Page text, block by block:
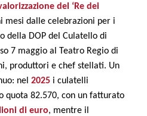
del ‘Re dei
mesi dalle celebrazioni per i
della DOP del Culatello di
7 maggio al Teatro Regio di
produttori e chef stellati. Un
nel 2025 i culatelli
quota 82.570, con un fatturato
di euro, mentre il